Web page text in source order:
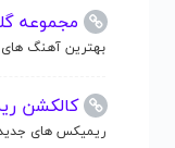
مجموعه
بهترین آهنگ
کالکشن
ریمیکس های